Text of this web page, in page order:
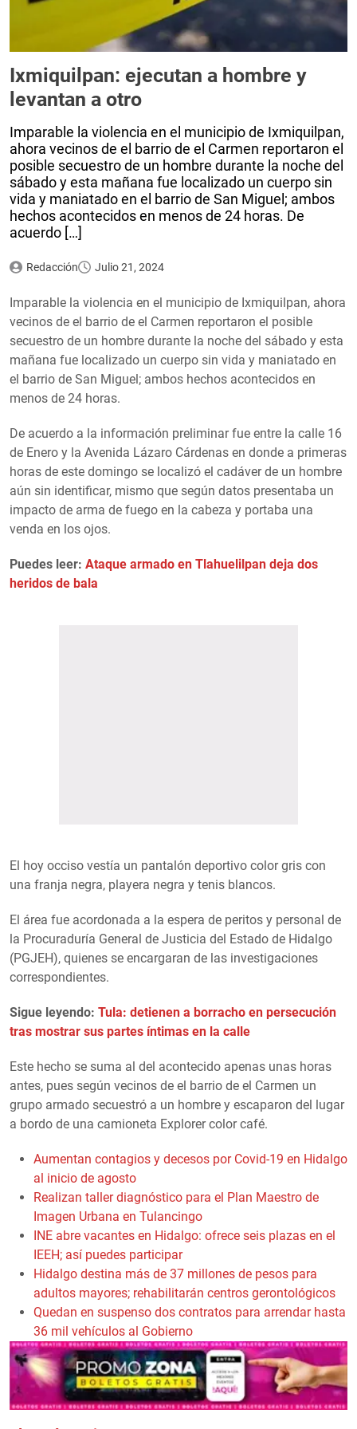
Ixmiquilpan: ejecutan a hombre y
levantan a otro
Imparable la violencia en el municipio de Ixmiquilpan,
ahora vecinos de el barrio de el Carmen reportaron el
posible secuestro de un hombre durante la noche del
sábado y esta mañana fue localizado un cuerpo sin
vida y maniatado en el barrio de San Miguel; ambos
hechos acontecidos en menos de 24 horas. De
acuerdo […]
Redacción Julio 21, 2024
Imparable la violencia en el municipio de Ixmiquilpan, ahora
vecinos de el barrio de el Carmen reportaron el posible
secuestro de un hombre durante la noche del sábado y esta
mañana fue localizado un cuerpo sin vida y maniatado en
el barrio de San Miguel; ambos hechos acontecidos en
menos de 24 horas.
De acuerdo a la información preliminar fue entre la calle 16
de Enero y la Avenida Lázaro Cárdenas en donde a primeras
horas de este domingo se localizó el cadáver de un hombre
aún sin identificar, mismo que según datos presentaba un
impacto de arma de fuego en la cabeza y portaba una
venda en los ojos.
Puedes leer: Ataque armado en Tlahuelilpan deja dos
heridos de bala
El hoy occiso vestía un pantalón deportivo color gris con
una franja negra, playera negra y tenis blancos.
El área fue acordonada a la espera de peritos y personal de
la Procuraduría General de Justicia del Estado de Hidalgo
(PGJEH), quienes se encargaran de las investigaciones
correspondientes.
Sigue leyendo: Tula: detienen a borracho en persecución
tras mostrar sus partes íntimas en la calle
Este hecho se suma al del acontecido apenas unas horas
antes, pues según vecinos de el barrio de el Carmen un
grupo armado secuestró a un hombre y escaparon del lugar
a bordo de una camioneta Explorer color café.
Aumentan contagios y decesos por Covid-19 en Hidalgo
al inicio de agosto
Realizan taller diagnóstico para el Plan Maestro de
Imagen Urbana en Tulancingo
INE abre vacantes en Hidalgo: ofrece seis plazas en el
IEEH; así puedes participar
Hidalgo destina más de 37 millones de pesos para
adultos mayores; rehabilitarán centros gerontológicos
Quedan en suspenso dos contratos para arrendar hasta
36 mil vehículos al Gobierno